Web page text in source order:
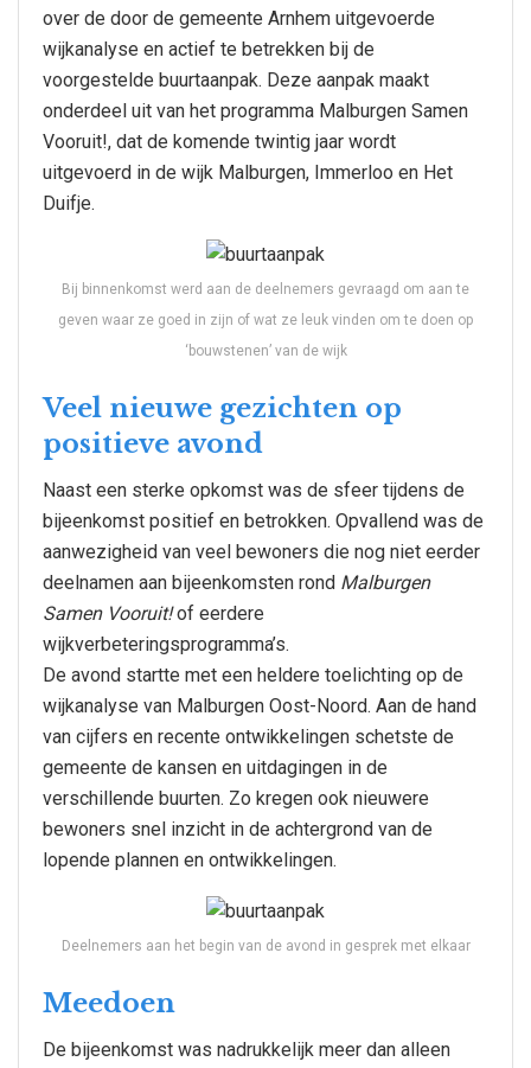
over de door de gemeente Arnhem uitgevoerde
wijkanalyse en actief te betrekken bij de
voorgestelde buurtaanpak. Deze aanpak maakt
onderdeel uit van het programma Malburgen Samen
Vooruit!, dat de komende twintig jaar wordt
uitgevoerd in de wijk Malburgen, Immerloo en Het
Duifje.
Bij binnenkomst werd aan de deelnemers gevraagd om aan te
geven waar ze goed in zijn of wat ze leuk vinden om te doen op
‘bouwstenen’ van de wijk
Veel nieuwe gezichten op
positieve avond
Naast een sterke opkomst was de sfeer tijdens de
bijeenkomst positief en betrokken. Opvallend was de
aanwezigheid van veel bewoners die nog niet eerder
deelnamen aan bijeenkomsten rond Malburgen
Samen Vooruit!of eerdere
wijkverbeteringsprogramma’s.
De avond startte met een heldere toelichting op de
wijkanalyse van Malburgen Oost-Noord. Aan de hand
van cijfers en recente ontwikkelingen schetste de
gemeente de kansen en uitdagingen in de
verschillende buurten. Zo kregen ook nieuwere
bewoners snel inzicht in de achtergrond van de
lopende plannen en ontwikkelingen.
Deelnemers aan het begin van de avond in gesprek met elkaar
Meedoen
De bijeenkomst was nadrukkelijk meer dan alleen